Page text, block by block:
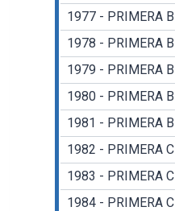
1977 - PRIMERA B
1978 - PRIMERA B
1979 - PRIMERA B
1980 - PRIMERA B
1981 - PRIMERA B
1982 - PRIMERA C
1983 - PRIMERA C
1984 - PRIMERA C